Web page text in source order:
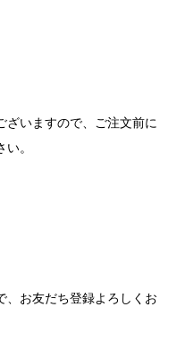
ざいますので、ご注文前に
。
、お友だち登録よろしくお